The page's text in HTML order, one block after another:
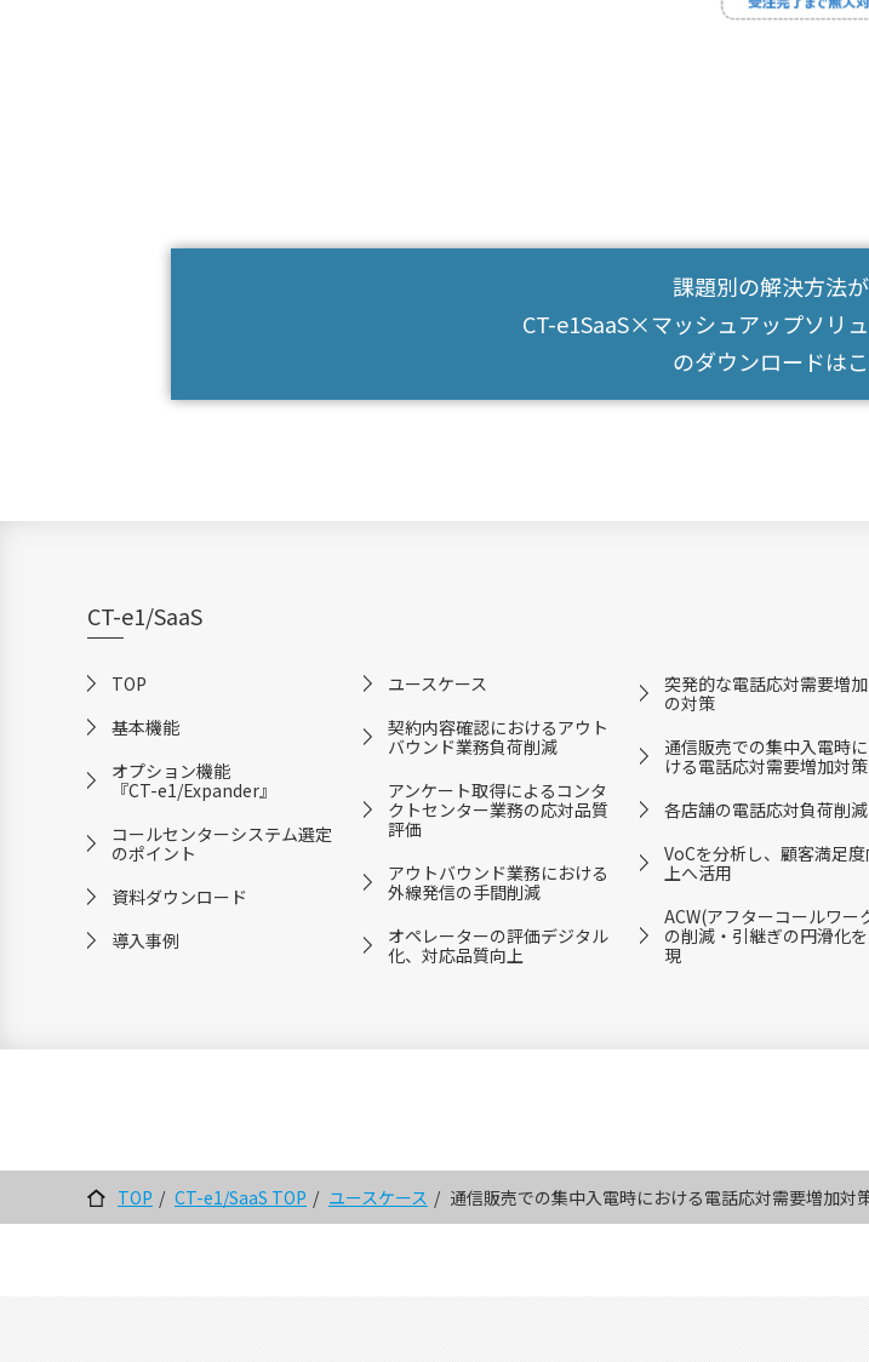
課題別の解決方法
CT-e1SaaS×マッシュアップソリ
のダウンロードは
CT-e1/SaaS
TOP
基本機能
オプション機能
『CT-e1/Expander』
コールセンターシステム選定
のポイント
資料ダウンロード
導入事例
ユースケース
契約内容確認におけるアウト
バウンド業務負荷削減
アンケート取得によるコンタ
クトセンター業務の応対品質
評価
アウトバウンド業務における
外線発信の手間削減
オペレーターの評価デジタル
化、対応品質向上
突発的な電話応対需要増
の対策
通信販売での集中入電時
ける電話応対需要増加対策
各店舗の電話応対負荷削減
VoCを分析し、顧客満足度
上へ活用
ACW(アフターコールワー
の削減・引継ぎの円滑化
現
TOP CT-e1/SaaS TOP ユースケース 通信販売での集中入電時における電話応対需要増加対